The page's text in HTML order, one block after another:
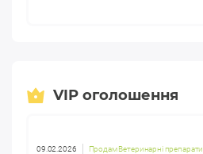
VIP оголошення
09.02.2026 Продам Ветеринарні препарати